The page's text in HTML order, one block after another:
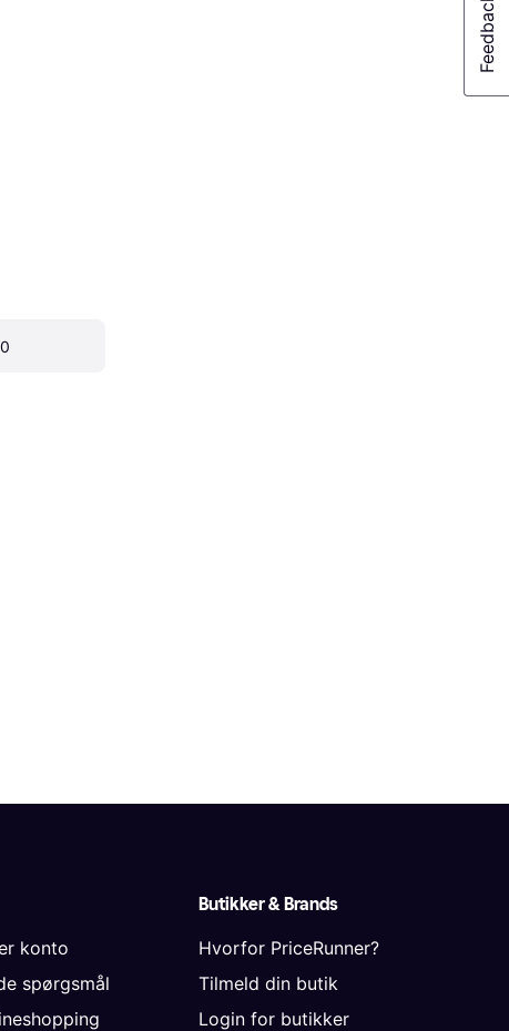
konto
spørgsmål
Butikker & Brands
Hvorfor PriceRunner?
Tilmeld din butik
Login for butikker